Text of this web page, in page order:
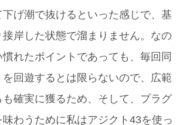
げ潮で抜けるといった感じで、基
岸した状態で溜まりません。なの
れたポイントであっても、毎回同
を回遊するとは限らないので、広範
も確実に獲るため、そして、プラグ
わうために私はアジクト43を使っ